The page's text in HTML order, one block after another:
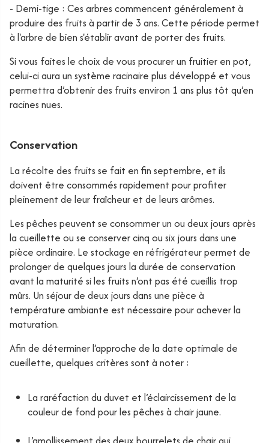
- Demi-tige : Ces arbres commencent généralement à
produire des fruits à partir de 3 ans. Cette période permet
à l'arbre de bien s'établir avant de porter des fruits.
Si vous faites le choix de vous procurer un fruitier en pot,
celui-ci aura un système racinaire plus développé et vous
permettra d’obtenir des fruits environ 1 ans plus tôt qu’en
racines nues.
Conservation
La récolte des fruits se fait en fin septembre, et ils
doivent être consommés rapidement pour profiter
pleinement de leur fraîcheur et de leurs arômes.
Les pêches peuvent se consommer un ou deux jours après
la cueillette ou se conserver cinq ou six jours dans une
pièce ordinaire. Le stockage en réfrigérateur permet de
prolonger de quelques jours la durée de conservation
avant la maturité si les fruits n’ont pas été cueillis trop
mûrs. Un séjour de deux jours dans une pièce à
température ambiante est nécessaire pour achever la
maturation.
Afin de déterminer l’approche de la date optimale de
cueillette, quelques critères sont à noter :
La raréfaction du duvet et l’éclaircissement de la
couleur de fond pour les pêches à chair jaune.